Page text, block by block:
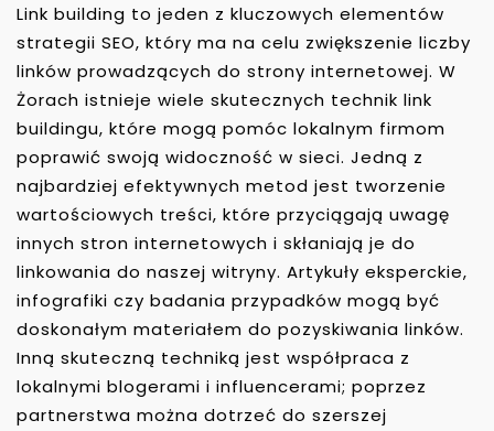
Link building to jeden z kluczowych elementów
strategii SEO, który ma na celu zwiększenie liczby
linków prowadzących do strony internetowej. W
Żorach istnieje wiele skutecznych technik link
buildingu, które mogą pomóc lokalnym firmom
poprawić swoją widoczność w sieci. Jedną z
najbardziej efektywnych metod jest tworzenie
wartościowych treści, które przyciągają uwagę
innych stron internetowych i skłaniają je do
linkowania do naszej witryny. Artykuły eksperckie,
infografiki czy badania przypadków mogą być
doskonałym materiałem do pozyskiwania linków.
Inną skuteczną techniką jest współpraca z
lokalnymi blogerami i influencerami; poprzez
partnerstwa można dotrzeć do szerszej